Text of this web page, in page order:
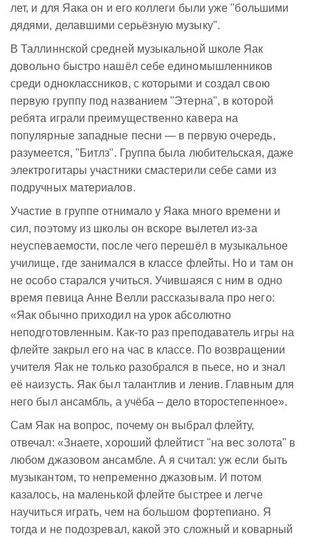
лет, и для Яака он и его коллеги были уже "большими
дядями, делавшими серьёзную музыку".
В Таллиннской средней музыкальной школе Яак
довольно быстро нашёл себе единомышленников
среди одноклассников, с которыми и создал свою
первую группу под названием "Этерна", в которой
ребята играли преимущественно кавера на
популярные западные песни — в первую очередь,
разумеется, "Битлз". Группа была любительская, даже
электрогитары участники смастерили себе сами из
подручных материалов.
Участие в группе отнимало у Яака много времени и
сил, поэтому из школы он вскоре вылетел из-за
неуспеваемости, после чего перешёл в музыкальное
училище, где занимался в классе флейты. Но и там он
не особо старался учиться. Учившаяся с ним в одно
время певица Анне Велли рассказывала про него:
«Яак обычно приходил на урок абсолютно
неподготовленным. Как-то раз преподаватель игры на
флейте закрыл его на час в классе. По возвращении
учителя Яак не только разобрался в пьесе, но и знал
её наизусть. Яак был талантлив и ленив. Главным для
него был ансамбль, а учёба – дело второстепенное».
Сам Яак на вопрос, почему он выбрал флейту,
отвечал: «Знаете, хороший флейтист "на вес золота" в
любом джазовом ансамбле. А я считал: уж если быть
музыкантом, то непременно джазовым. И потом
казалось, на маленькой флейте быстрее и легче
научиться играть, чем на большом фортепиано. Я
тогда и не подозревал, какой это сложный и коварный